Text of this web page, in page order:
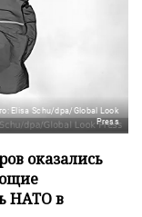
Elisa Schu/dpa/Global Look
Press
оказались
НАТО в